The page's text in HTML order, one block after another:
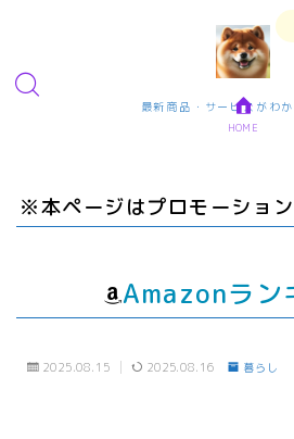
トップページに戻る
最新商品・サービスがわ
MENU
転職・仕事・求人・学ぶ
短期アルバイト・長期パート求
HOME
※本ページはプロモーショ
Amazonラン
2025.08.15 2025.08.16 暮らし